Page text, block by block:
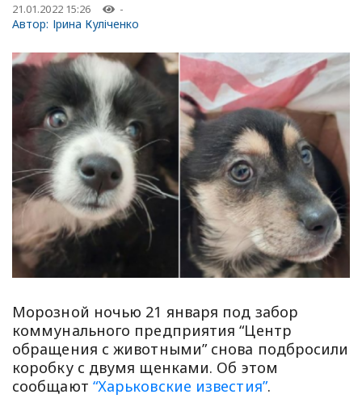
21.01.2022 15:26 -
Автор: Ірина Куліченко
Морозной ночью 21 января под забор
коммунального предприятия “Центр
обращения с животными” снова подбросили
коробку с двумя щенками. Об этом
сообщают “Харьковские известия”.